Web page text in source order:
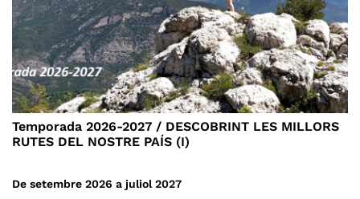
de la carena de la Serra de Vallhonesta que farem un tros fins
arribar al Coll i mirador de Sant Bernat. Aquí, al terra, si ens hi
fixem molt, molt bé podem trobar restes marines a terra, com
nummulits, petxines bivalves i altres fòssils que poden tenir al
voltant d’uns 40 milions d’anys. Agafem un corriol i en un
moment som a Sant Pere de Vallhonesta amb l’ermita romànica
ser construïda al segle XII a partir d’obres anteriors (segle XI i
del capellà i rectoria de l’ermita. Restaurada i utilitzada des
Temporada 2026-2027 / DESCOBRINT LES MILLORS
RUTES DEL NOSTRE PAÍS (I)
De setembre 2026 a juliol 2027